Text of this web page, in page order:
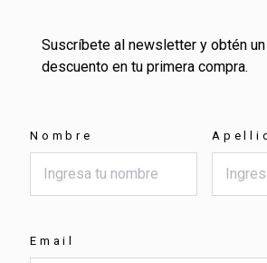
Suscríbete al newsletter y obtén
descuento en tu primera compra.
Nombre
Email